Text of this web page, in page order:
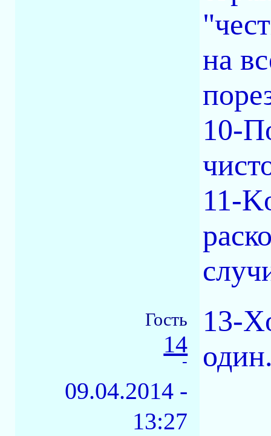
на
10-
11-
Гость
14
-
09.04.2014 -
13:27
13-